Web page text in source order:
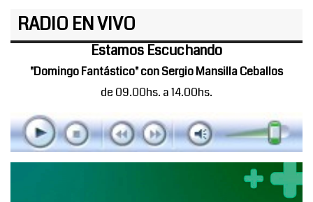
RADIO EN VIVO
Estamos Escuchando
"Domingo Fantástico" con Sergio Mansilla Ceballos
de 09.00hs. a 14.00hs.